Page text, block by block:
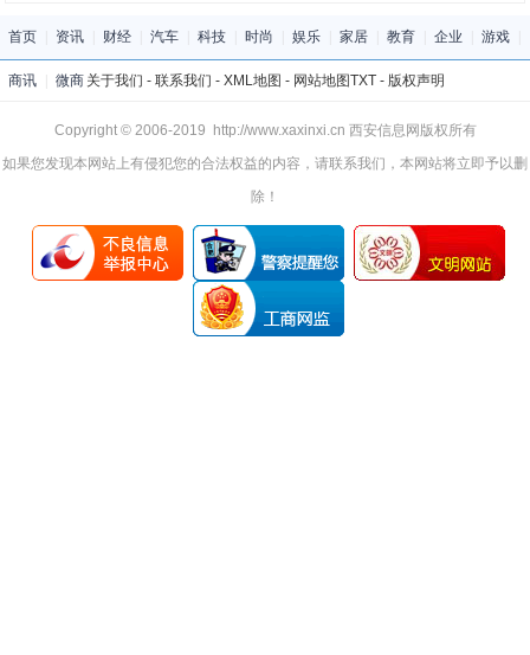
首页 资讯 财经 汽车 科技 时尚 娱乐 家居 教育 企业 游戏
商讯 微商 关于我们 - 联系我们 - XML地图 - 网站地图TXT- 版权声明
Copyright © 2006-2019 http://www.xaxinxi.cn 西安信息网版权所有
如果您发现本网站上有侵犯您的合法权益的内容，请联系我们，本网站将立即予以删
除！